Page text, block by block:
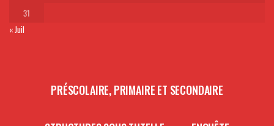
31
« Juil
PRÉSCOLAIRE, PRIMAIRE ET SECONDAIRE